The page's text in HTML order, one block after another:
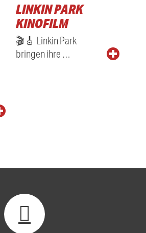
LINKIN PARK
KINOFILM
🎬🎸 Linkin Park
bringen ihre …